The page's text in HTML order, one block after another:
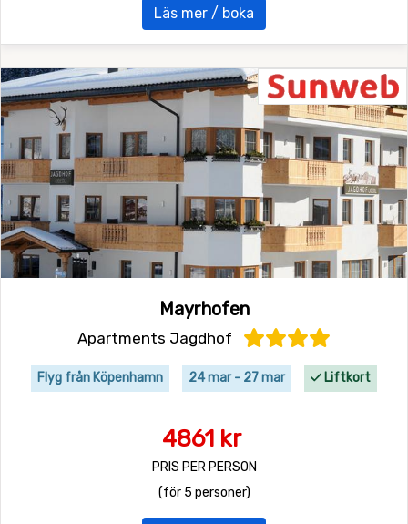
Läs mer / boka
Mayrhofen
Apartments Jagdhof
Flyg från Köpenhamn 24 mar - 27 mar Liftkort
4861 kr
PRIS PER PERSON
(för 5 personer)